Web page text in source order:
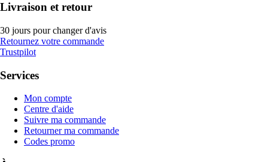
Livraison et retour
30 jours pour changer d'avis
Retournez votre commande
Trustpilot
Services
Mon compte
Centre d'aide
Suivre ma commande
Retourner ma commande
Codes promo